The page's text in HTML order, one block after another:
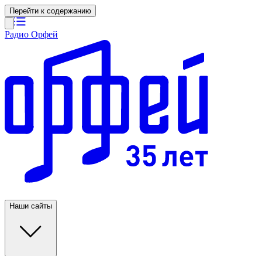
Перейти к содержанию
Радио Орфей
Наши сайты